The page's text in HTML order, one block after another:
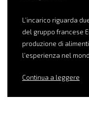
L’incarico riguarda
del gruppo francese
produzione di
l’esperienza nel
Continua a leggere